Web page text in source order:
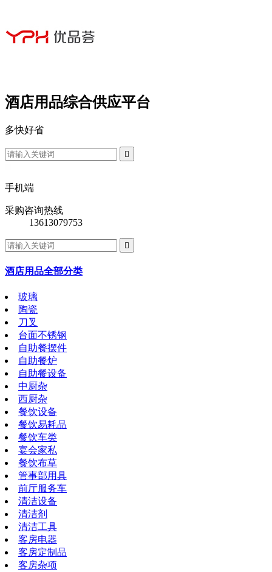
酒店用品综合供应平台
多快好省

手机端
采购咨询热线
13613079753

酒店用品全部分类
玻璃
陶瓷
刀叉
台面不锈钢
自助餐摆件
自助餐炉
自助餐设备
中厨杂
西厨杂
餐饮设备
餐饮易耗品
餐饮车类
宴会家私
餐饮布草
管事部用具
前厅服务车
清洁设备
清洁剂
清洁工具
客房电器
客房定制品
客房杂项